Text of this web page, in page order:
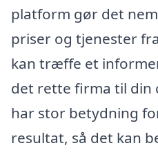
platform gør det
priser og tjenester
kan træffe et
det rette firma til din
har stor betydning
resultat, så det kan